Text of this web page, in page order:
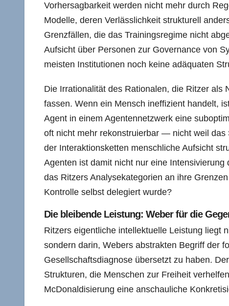
Vorhersagbarkeit werden nicht mehr durch
Modelle, deren Verlässlichkeit strukturell
Grenzfällen, die das Trainingsregime nicht
Aufsicht über Personen zur Governance von
meisten Institutionen noch keine adäquaten
Die Irrationalität des Rationalen, die Ritzer als
fassen. Wenn ein Mensch ineffizient handelt,
Agent in einem Agentennetzwerk eine
oft nicht mehr rekonstruierbar — nicht weil
der Interaktionsketten menschliche Aufsicht
Agenten ist damit nicht nur eine
das Ritzers Analysekategorien an ihre
Kontrolle selbst delegiert wurde?
Die bleibende Leistung: Weber für die
Ritzers eigentliche intellektuelle Leistung liegt
sondern darin, Webers abstrakten Begriff der
Gesellschaftsdiagnose übersetzt zu haben.
Strukturen, die Menschen zur Freiheit
McDonaldisierung eine anschauliche